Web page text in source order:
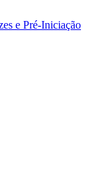
e Pré-Iniciação